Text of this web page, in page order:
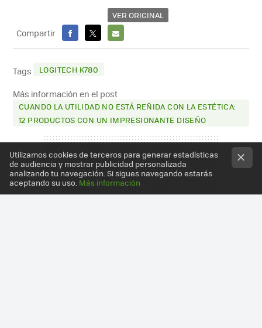
VER ORIGINAL
Compartir
FACEBOOK
X
E-
Tags LOGITECH K780
Más información en el post
CUANDO LA UTILIDAD NO ESTÁ REÑIDA CON LA ESTÉTICA:
12 PRODUCTOS CON UN IMPRESIONANTE DISEÑO
Utilizamos cookies de terceros para generar estadísticas
de audiencia y mostrar publicidad personalizada
analizando tu navegación. Si sigues navegando estarás
aceptando su uso. Más información